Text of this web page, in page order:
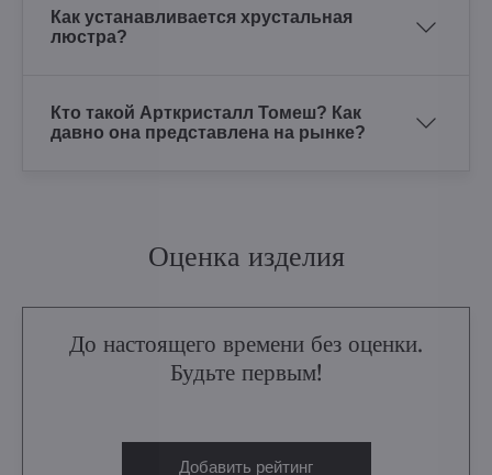
Как устанавливается хрустальная
люстра?
Кто такой Арткристалл Томеш? Как
давно она представлена на рынке?
Оценка изделия
До настоящего времени без оценки.
Будьте первым!
Добавить рейтинг